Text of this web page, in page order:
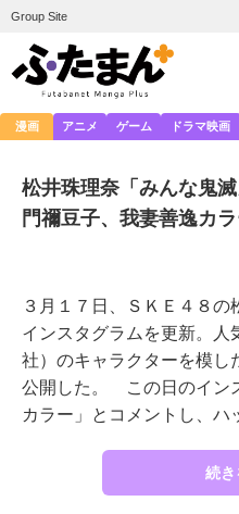
Group Site
漫画 アニメ ゲーム ドラマ映画
松井珠理奈「みんな鬼
門禰豆子、我妻善逸カ
３月１７日、ＳＫＥ４８
インスタグラムを更新。人
社）のキャラクターを模し
公開した。 この日のイン
カラー」とコメントし、
続き